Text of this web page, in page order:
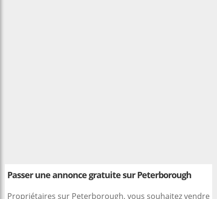
Passer une annonce gratuite sur Peterborough
Propriétaires sur Peterborough, vous souhaitez vendre